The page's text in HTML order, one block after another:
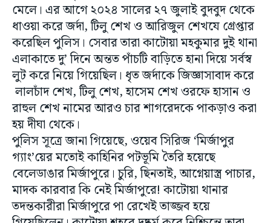
মেলে। এর আগে ২০২৪ সালের ২৭ জুলাই বুদবুদ থেকে
ধাওয়া করে জর্দা, টিলু শেখ ও আরিজুল শেখযে গ্রেপ্তার
করেছিল পুলিস। সেবার তারা কাটোয়া মহকুমার দুই থানা
এলাকাতে দু’ দিনে অন্তত পাঁচটি বাড়িতে হানা দিয়ে সর্বস্ব
লুট করে নিয়ে গিয়েছিল। ধৃত জর্দাকে জিজ্ঞাসাবাদ করে
লালচাঁদ শেখ, টিলু শেখ, হাসেম শেখ ওরফে হাসান ও
রাহুল শেখ নামের আরও চার শাগরেদকে পাকড়াও করা
হয় দীঘা থেকে।
পুলিস সূত্রে জানা গিয়েছে, ওয়েব সিরিজ ‘মির্জাপুর
গ্যাং’য়ের মতোই কাহিনির পটভূমি তৈরি হয়েছে
বেলেডাঙার মির্জাপুরে। চুরি, ছিনতাই, আগ্নেয়াস্ত্র পাচার,
মাদক কারবার কি নেই মির্জাপুরে! কাটোয়া থানার
তদন্তকারীরা মির্জাপুরে পা রেখেই তাজ্জব হয়ে